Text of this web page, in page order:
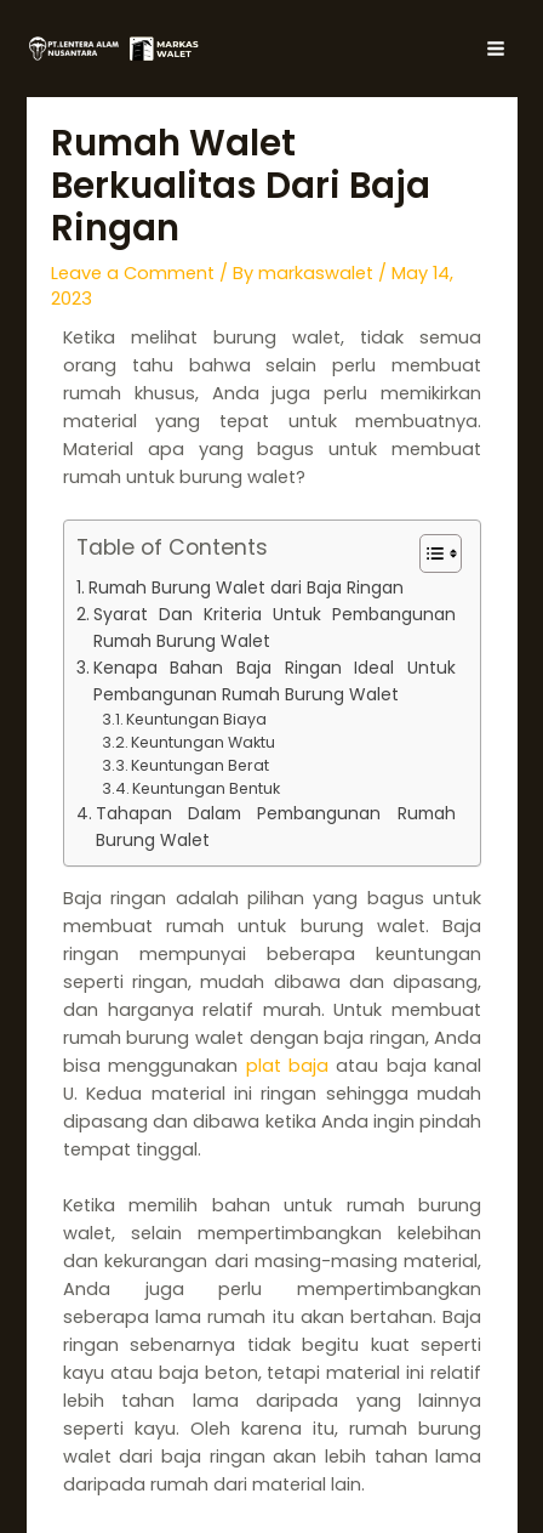
content
Rumah Walet
Berkualitas Dari Baja
Ringan
Leave a Comment / By markaswalet / May 14,
2023
Ketika melihat burung walet, tidak semua
orang tahu bahwa selain perlu membuat
rumah khusus, Anda juga perlu memikirkan
material yang tepat untuk membuatnya.
Material apa yang bagus untuk membuat
rumah untuk burung walet?
Table of Contents
Rumah Burung Walet dari Baja Ringan
Syarat Dan Kriteria Untuk Pembangunan
Rumah Burung Walet
Kenapa Bahan Baja Ringan Ideal Untuk
Pembangunan Rumah Burung Walet
Keuntungan Biaya
Keuntungan Waktu
Keuntungan Berat
Keuntungan Bentuk
Tahapan Dalam Pembangunan Rumah
Burung Walet
Baja ringan adalah pilihan yang bagus untuk
membuat rumah untuk burung walet. Baja
ringan mempunyai beberapa keuntungan
seperti ringan, mudah dibawa dan dipasang,
dan harganya relatif murah. Untuk membuat
rumah burung walet dengan baja ringan, Anda
bisa menggunakan plat baja atau baja kanal
U. Kedua material ini ringan sehingga mudah
dipasang dan dibawa ketika Anda ingin pindah
tempat tinggal.
Ketika memilih bahan untuk rumah burung
walet, selain mempertimbangkan kelebihan
dan kekurangan dari masing-masing material,
Anda juga perlu mempertimbangkan
seberapa lama rumah itu akan bertahan. Baja
ringan sebenarnya tidak begitu kuat seperti
kayu atau baja beton, tetapi material ini relatif
lebih tahan lama daripada yang lainnya
seperti kayu. Oleh karena itu, rumah burung
walet dari baja ringan akan lebih tahan lama
daripada rumah dari material lain.
navigation